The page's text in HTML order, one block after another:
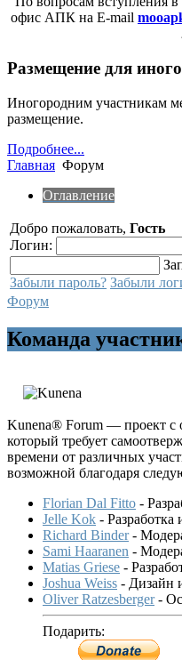
офис АПК на E-mail
Размещение для
Иногородним участникам
размещение.
Подробнее...
Главная Форум
Оглавление
Добро пожаловать, Гость
Логин:
Забыли пароль? Забыли
Форум
Команда
Kunena® Forum — проект
который требует
времени от различных
возможной благодаря
Florian Dal Fitto -
Jelle Kok - Разработка
Richard Binder-
Sami Haaranen -
Matias Griese -
Joshua Weiss - Дизайн
Oliver Ratzesberger-
Подарить: